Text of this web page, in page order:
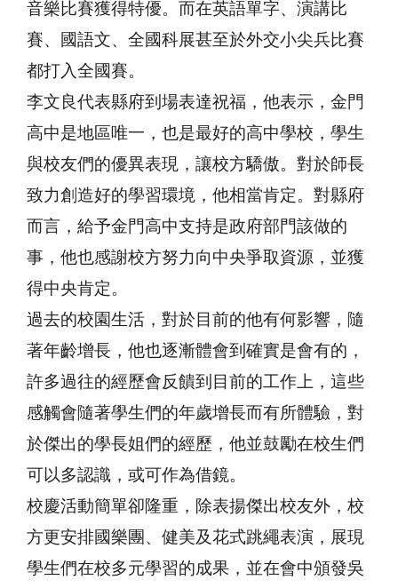
音樂比賽獲得特優。而在英語單字、演講比
賽、國語文、全國科展甚至於外交小尖兵比賽
都打入全國賽。
李文良代表縣府到場表達祝福，他表示，金門
高中是地區唯一，也是最好的高中學校，學生
與校友們的優異表現，讓校方驕傲。對於師長
致力創造好的學習環境，他相當肯定。對縣府
而言，給予金門高中支持是政府部門該做的
事，他也感謝校方努力向中央爭取資源，並獲
得中央肯定。
過去的校園生活，對於目前的他有何影響，隨
著年齡增長，他也逐漸體會到確實是會有的，
許多過往的經歷會反饋到目前的工作上，這些
感觸會隨著學生們的年歲增長而有所體驗，對
於傑出的學長姐們的經歷，他並鼓勵在校生們
可以多認識，或可作為借鏡。
校慶活動簡單卻隆重，除表揚傑出校友外，校
方更安排國樂團、健美及花式跳繩表演，展現
學生們在校多元學習的成果，並在會中頒發吳